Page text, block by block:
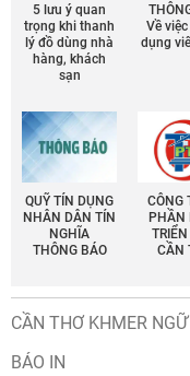
5 lưu ý quan
trọng khi thanh
lý đồ dùng nhà
hàng, khách
sạn
Về
dụng
QUỸ TÍN DỤNG
NHÂN DÂN TÍN
NGHĨA
THÔNG BÁO
CÔNG
PHẦN
CẦN
CẦN THƠ KHMER NGỮ
BÁO IN